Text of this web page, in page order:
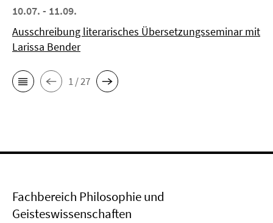
10.07. - 11.09.
Ausschreibung literarisches Übersetzungsseminar mit
Larissa Bender
1 / 27
Fachbereich Philosophie und
Geisteswissenschaften